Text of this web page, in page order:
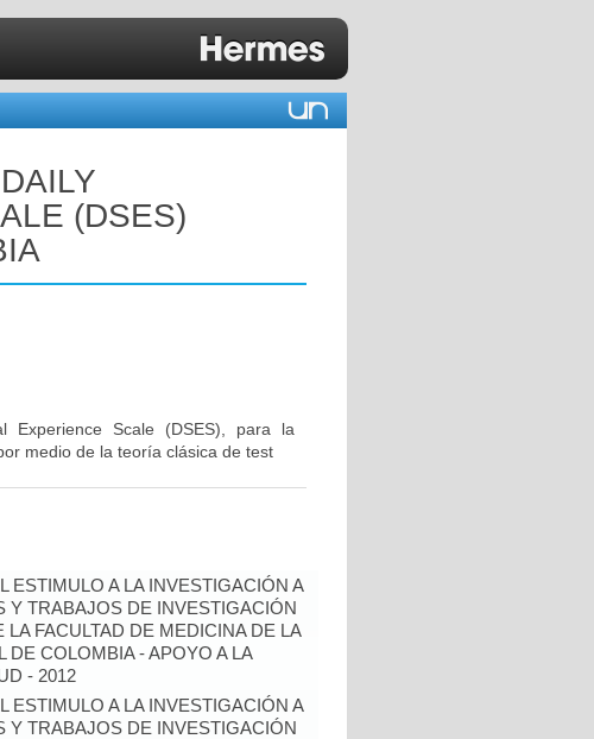
(DSES)
Experience Scale (DSES), para la
medio de la teoría clásica de test
ESTIMULO A LA INVESTIGACIÓN A
Y TRABAJOS DE INVESTIGACIÓN
FACULTAD DE MEDICINA DE LA
DE COLOMBIA - APOYO A LA
- 2012
ESTIMULO A LA INVESTIGACIÓN A
Y TRABAJOS DE INVESTIGACIÓN